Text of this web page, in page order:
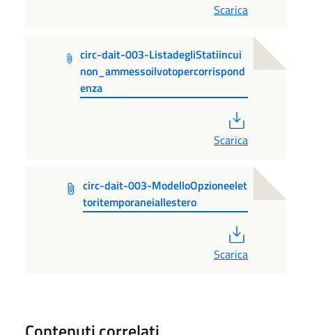
Scarica
circ-dait-003-ListadegliStatiincui
non_ammessoilvotopercorrispond
enza
Scarica
circ-dait-003-ModelloOpzioneelet
toritemporaneiallestero
Scarica